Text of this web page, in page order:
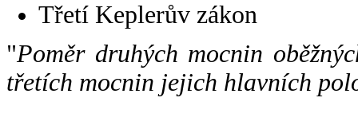
Třetí Keplerův zákon
"Poměr druhých mocnin
třetích mocnin jejich hlavních